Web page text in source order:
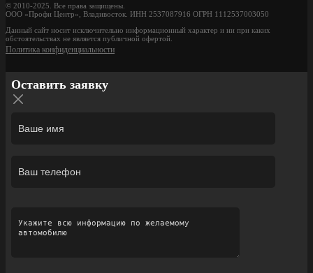
© 2010-2025. Все права защищены.
ООО «Профи Центр», Владивосток. ИНН 2537087916 ОГРН 1112537003050
Данный сайт носит исключительно информационный характер и ни при каких
обстоятельствах не является публичной офертой.
Политика конфиденциальности
Оставить заявку